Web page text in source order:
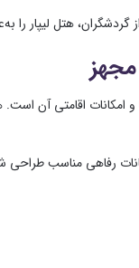
هتل لیپار را
امکانات اقامتی آن
رفاهی مناسب